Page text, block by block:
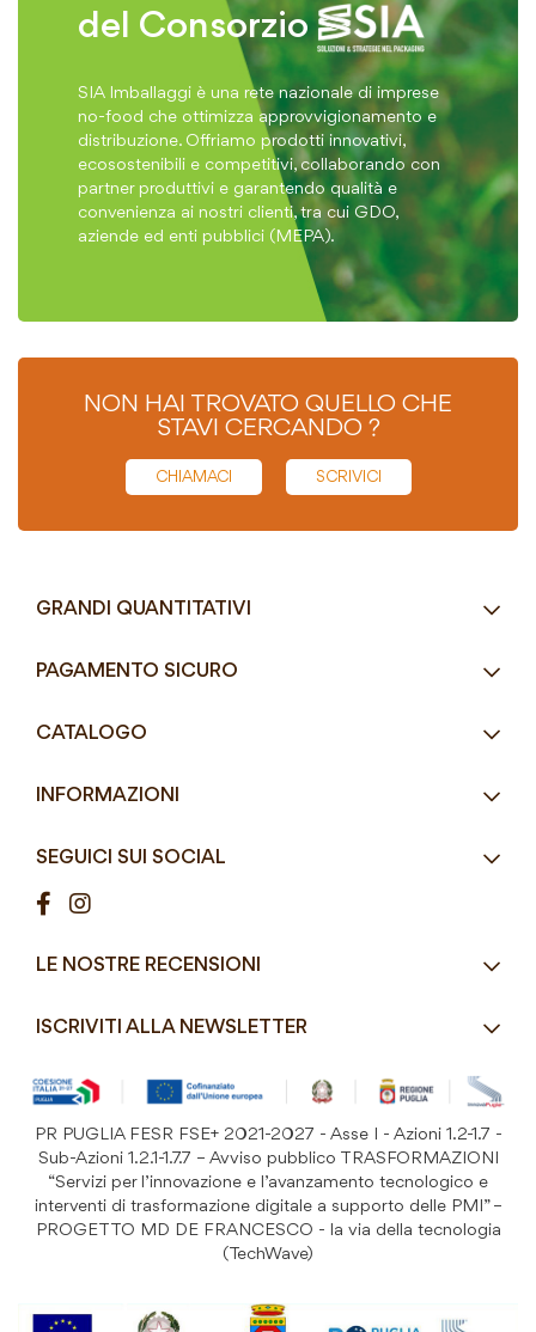
del Consorzio
SIA Imballaggi è una rete nazionale di imprese
no-food che ottimizza approvvigionamento e
distribuzione. Offriamo prodotti innovativi,
ecosostenibili e competitivi, collaborando con
partner produttivi e garantendo qualità e
convenienza ai nostri clienti, tra cui GDO,
aziende ed enti pubblici (MEPA).
NON HAI TROVATO QUELLO CHE
STAVI CERCANDO ?
CHIAMACI SCRIVICI
GRANDI QUANTITATIVI
RICHIEDI UN PREVENTIVO
Email info@mddefrancesco.it
8:30 - 12:30 / 15:00 - 19:00
PAGAMENTO SICURO
CATALOGO
Street Food e Take
Pizzerie e Panifici
Ristorazione
Detergenza e Attrezzatura
Festività
Prodotti Riutilizzabili
INFORMAZIONI
Condizioni di vendita
Costi di Spedizione
SEGUICI SUI SOCIAL
LE NOSTRE RECENSIONI
ISCRIVITI ALLA NEWSLETTER
alla
Newsletter:
ISCRIVITI
PR PUGLIA FESR FSE+ 2021-2027 - Asse I - Azioni 1.2-1.7 -
Sub-Azioni 1.2.1-1.7.7 – Avviso pubblico TRASFORMAZIONI
“Servizi per l’innovazione e l’avanzamento tecnologico e
interventi di trasformazione digitale a supporto delle PMI” –
PROGETTO MD DE FRANCESCO - la via della tecnologia
(TechWave)